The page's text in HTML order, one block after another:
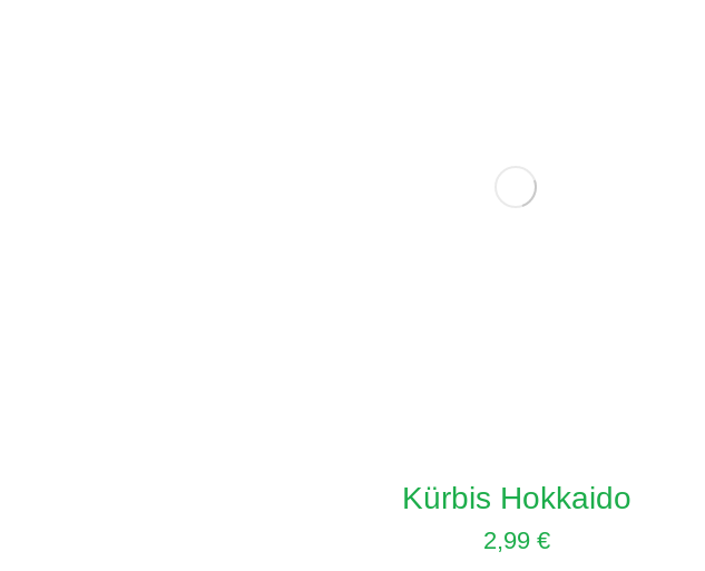
Kürbis Hokkaido
2,99 €